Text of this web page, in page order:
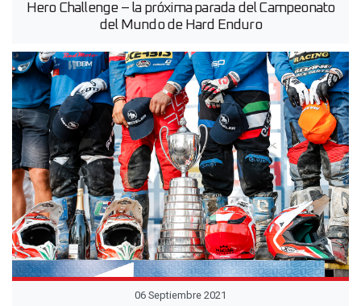
Hero Challenge – la próxima parada del Campeonato
del Mundo de Hard Enduro
06 Septiembre 2021